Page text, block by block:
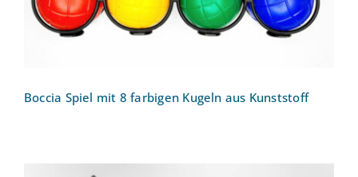
Boccia Spiel mit 8 farbigen Kugeln aus Kunststoff